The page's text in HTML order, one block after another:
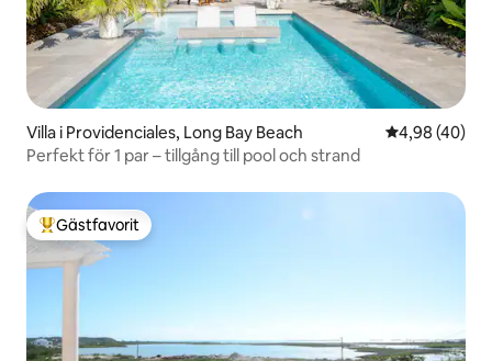
Villa i Providenciales, Long Bay Beach 4,98 av 5 i
4,98 (40)
Perfekt för 1 par – tillgång till pool och strand
Populär gästfavorit
Gästfavorit